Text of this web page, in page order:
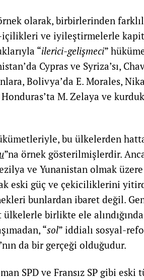
olarak, birbirlerinden
ve iyileştirmelerle
“ilerici-gelişmeci”
Cypras ve Syriza’sı,
Bolivya’da E. Morales,
M. Zelaya ve
bu ülkelerden
”na örnek gösterilmişlerdir.
ve Yunanistan olmak
eski güç ve çekiciliklerini
bunlardan ibaret değil.
birlikte ele
“sol” iddialı sosyal-
da bir gerçeği olduğudur.
SPD ve Fransız SP gibi eski